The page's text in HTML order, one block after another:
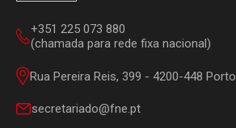
+351 225 073 880
(chamada para rede fixa nacional)
Rua Pereira Reis, 399 - 4200-448 Porto
secretariado@fne.pt